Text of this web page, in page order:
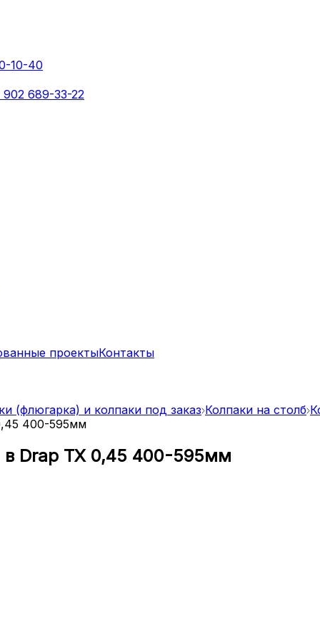
10-40
902 689-33-22
проектыКонтакты
(флюгарка) и колпаки под заказ Колпаки на столб
400-595мм
в Drap TX 0,45 400-595мм